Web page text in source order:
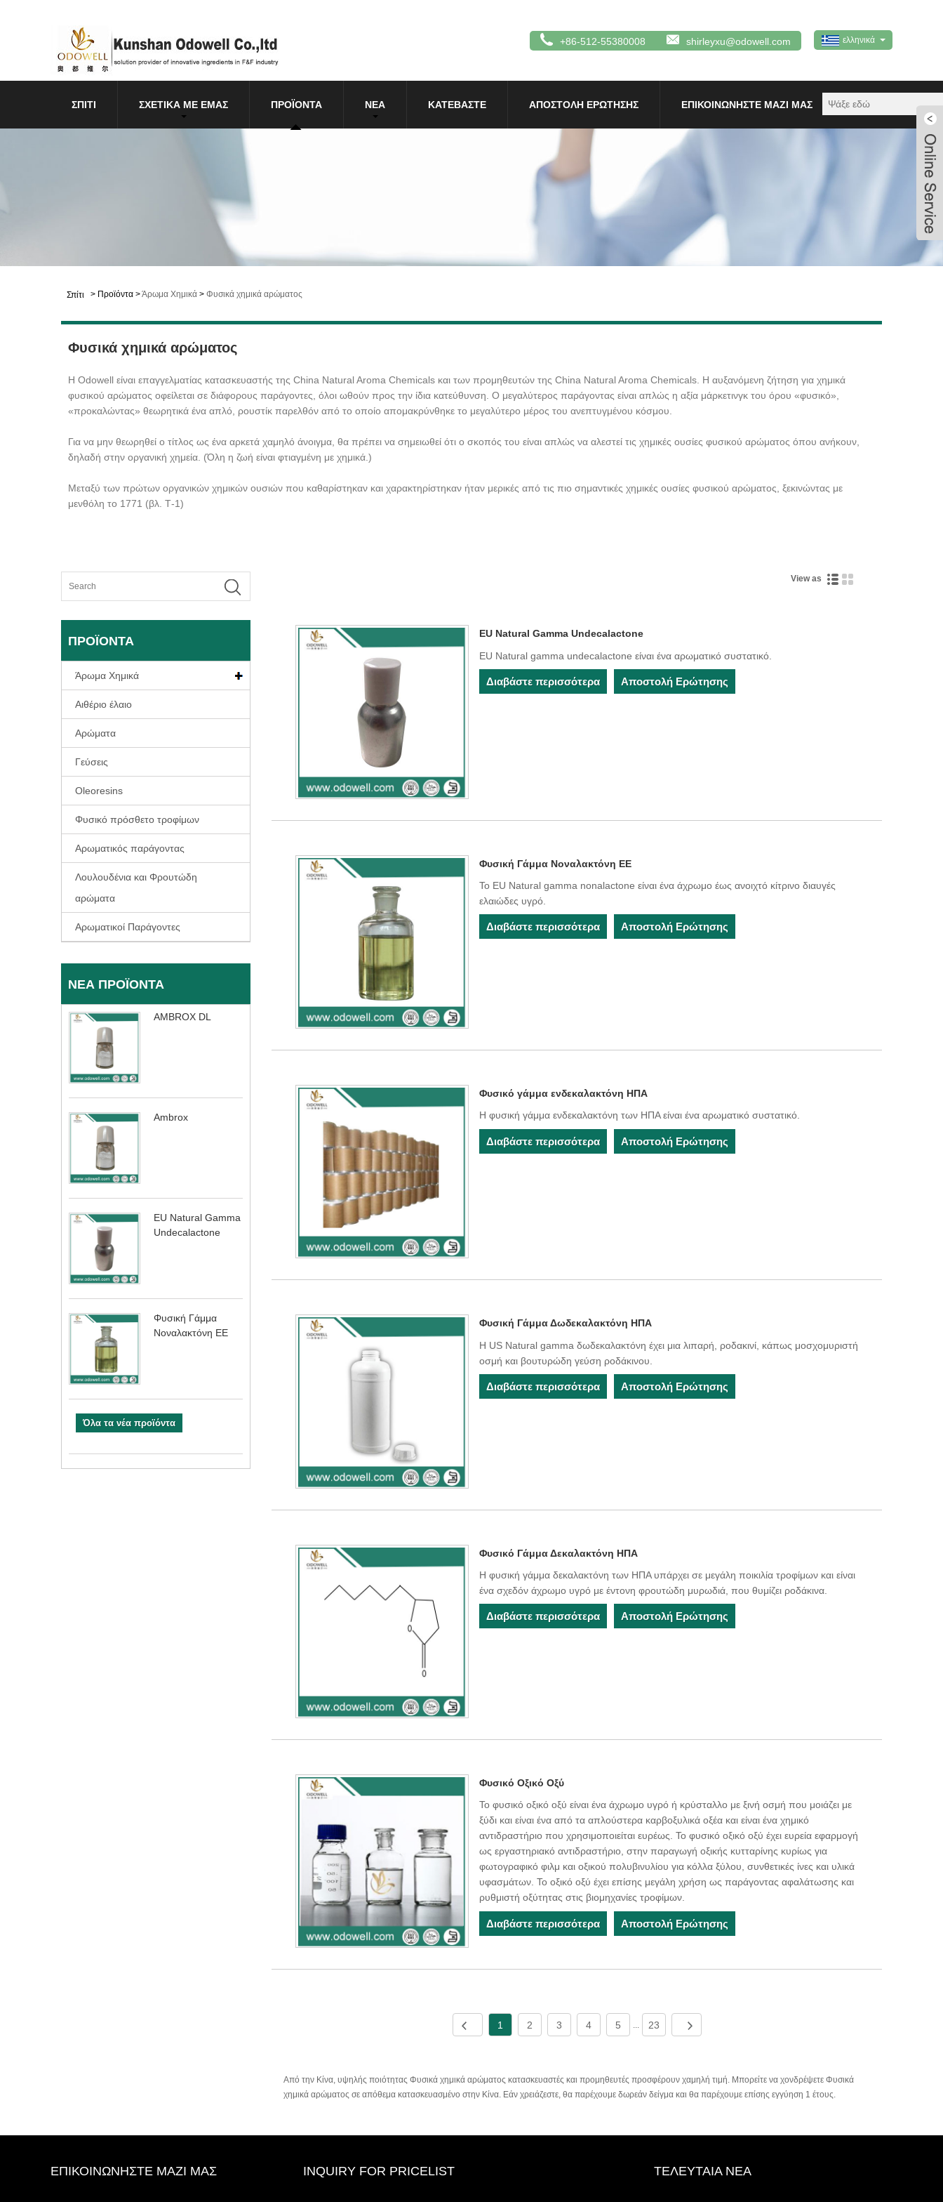
ελληνικά
+86-512-55380008 shirleyxu@odowell.com
ΣΠΊΤΙ ΣΧΕΤΙΚΆ ΜΕ ΕΜΆΣ ΠΡΟΪΌΝΤΑ ΝΈΑ ΚΑΤΕΒΆΣΤΕ ΑΠΟΣΤΟΛΉ ΕΡΏΤΗΣΗΣ ΕΠΙΚΟΙΝΩΝΉΣΤΕ ΜΑΖΊ ΜΑΣ
Σπίτι > Προϊόντα >Άρωμα Χημικά > Φυσικά χημικά αρώματος
Φυσικά χημικά αρώματος
Η Odowell είναι επαγγελματίας κατασκευαστής της China Natural Aroma Chemicals και των προμηθευτών της China Natural Aroma Chemicals. Η αυξανόμενη ζήτηση για χημικά
φυσικού αρώματος οφείλεται σε διάφορους παράγοντες, όλοι ωθούν προς την ίδια κατεύθυνση. Ο μεγαλύτερος παράγοντας είναι απλώς η αξία μάρκετινγκ του όρου «φυσικό»,
«προκαλώντας» θεωρητικά ένα απλό, ρουστίκ παρελθόν από το οποίο απομακρύνθηκε το μεγαλύτερο μέρος του ανεπτυγμένου κόσμου.
Για να μην θεωρηθεί ο τίτλος ως ένα αρκετά χαμηλό άνοιγμα, θα πρέπει να σημειωθεί ότι ο σκοπός του είναι απλώς να αλεστεί τις χημικές ουσίες φυσικού αρώματος όπου ανήκουν,
δηλαδή στην οργανική χημεία. (Όλη η ζωή είναι φτιαγμένη με χημικά.)
Μεταξύ των πρώτων οργανικών χημικών ουσιών που καθαρίστηκαν και χαρακτηρίστηκαν ήταν μερικές από τις πιο σημαντικές χημικές ουσίες φυσικού αρώματος, ξεκινώντας με
μενθόλη το 1771 (βλ. Τ-1)
ΠΡΟΪΌΝΤΑ
Άρωμα Χημικά
Αιθέριο έλαιο
Αρώματα
Γεύσεις
Oleoresins
Φυσικό πρόσθετο τροφίμων
Αρωματικός παράγοντας
Λουλουδένια και Φρουτώδη
αρώματα
Αρωματικοί Παράγοντες
ΝΈΑ ΠΡΟΪΌΝΤΑ
AMBROX DL
Ambrox
EU Natural Gamma
Undecalactone
Φυσική Γάμμα
Νοναλακτόνη ΕΕ
Όλα τα νέα προϊόντα
View as
EU Natural Gamma Undecalactone
EU Natural gamma undecalactone είναι ένα αρωματικό συστατικό.
Διαβάστε περισσότερα Αποστολή Ερώτησης
Φυσική Γάμμα Νοναλακτόνη ΕΕ
Το EU Natural gamma nonalactone είναι ένα άχρωμο έως ανοιχτό κίτρινο διαυγές
ελαιώδες υγρό.
Διαβάστε περισσότερα Αποστολή Ερώτησης
Φυσικό γάμμα ενδεκαλακτόνη ΗΠΑ
Η φυσική γάμμα ενδεκαλακτόνη των ΗΠΑ είναι ένα αρωματικό συστατικό.
Διαβάστε περισσότερα Αποστολή Ερώτησης
Φυσική Γάμμα Δωδεκαλακτόνη ΗΠΑ
Η US Natural gamma δωδεκαλακτόνη έχει μια λιπαρή, ροδακινί, κάπως μοσχομυριστή
οσμή και βουτυρώδη γεύση ροδάκινου.
Διαβάστε περισσότερα Αποστολή Ερώτησης
Φυσικό Γάμμα Δεκαλακτόνη ΗΠΑ
Η φυσική γάμμα δεκαλακτόνη των ΗΠΑ υπάρχει σε μεγάλη ποικιλία τροφίμων και είναι
ένα σχεδόν άχρωμο υγρό με έντονη φρουτώδη μυρωδιά, που θυμίζει ροδάκινα.
Διαβάστε περισσότερα Αποστολή Ερώτησης
Φυσικό Οξικό Οξύ
Το φυσικό οξικό οξύ είναι ένα άχρωμο υγρό ή κρύσταλλο με ξινή οσμή που μοιάζει με
ξύδι και είναι ένα από τα απλούστερα καρβοξυλικά οξέα και είναι ένα χημικό
αντιδραστήριο που χρησιμοποιείται ευρέως. Το φυσικό οξικό οξύ έχει ευρεία εφαρμογή
ως εργαστηριακό αντιδραστήριο, στην παραγωγή οξικής κυτταρίνης κυρίως για
φωτογραφικό φιλμ και οξικού πολυβινυλίου για κόλλα ξύλου, συνθετικές ίνες και υλικά
υφασμάτων. Το οξικό οξύ έχει επίσης μεγάλη χρήση ως παράγοντας αφαλάτωσης και
ρυθμιστή οξύτητας στις βιομηχανίες τροφίμων.
Διαβάστε περισσότερα Αποστολή Ερώτησης
1 2 3 4 5 ... 23
Από την Κίνα, υψηλής ποιότητας Φυσικά χημικά αρώματος κατασκευαστές και προμηθευτές προσφέρουν χαμηλή τιμή. Μπορείτε να χονδρέψετε Φυσικά
χημικά αρώματος σε απόθεμα κατασκευασμένο στην Κίνα. Εάν χρειάζεστε, θα παρέχουμε δωρεάν δείγμα και θα παρέχουμε επίσης εγγύηση 1 έτους.
ΕΠΙΚΟΙΝΩΝΉΣΤΕ ΜΑΖΊ ΜΑΣ INQUIRY FOR PRICELIST ΤΕΛΕΥΤΑΊΑ ΝΈΑ